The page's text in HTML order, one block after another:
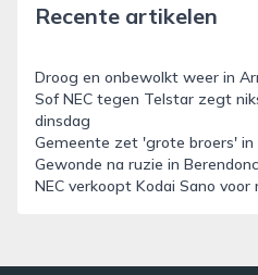
Recente artikelen
Droog en onbewolkt weer in
Sof NEC tegen Telstar zegt
dinsdag
Gemeente zet 'grote broers'
Gewonde na ruzie in
NEC verkoopt Kodai Sano